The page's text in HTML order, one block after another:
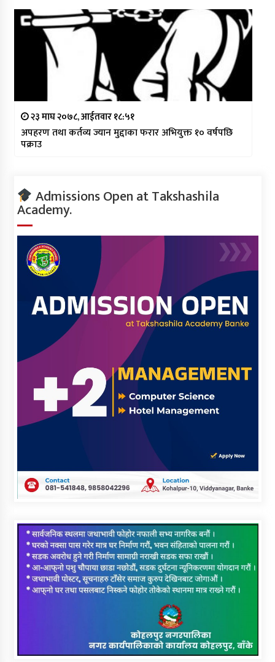
२३ माघ २०७८, आईतवार १८:५१
अपहरण तथा कर्तव्य ज्यान मुद्दाका फरार अभियुक्त १० वर्षपछि
पक्राउ
Admissions Open at Takshashila
Academy.